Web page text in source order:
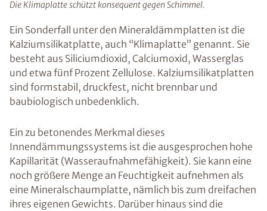
Die Klimaplatte schützt konsequent gegen Schimmel.
Ein Sonderfall unter den Mineraldämmplatten ist die
Kalziumsilikatplatte, auch “Klimaplatte” genannt. Sie
besteht aus Siliciumdioxid, Calciumoxid, Wasserglas
und etwa fünf Prozent Zellulose. Kalziumsilikatplatten
sind formstabil, druckfest, nicht brennbar und
baubiologisch unbedenklich.
Ein zu betonendes Merkmal dieses
Innendämmungssystems ist die ausgesprochen hohe
Kapillarität (Wasseraufnahmefähigkeit). Sie kann eine
noch größere Menge an Feuchtigkeit aufnehmen als
eine Mineralschaumplatte, nämlich bis zum dreifachen
ihres eigenen Gewichts. Darüber hinaus sind die